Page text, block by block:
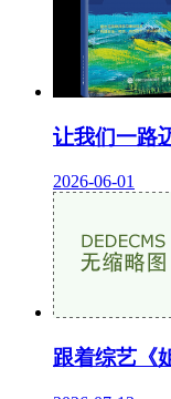
让我们一路
2026-06-01
跟着综艺《